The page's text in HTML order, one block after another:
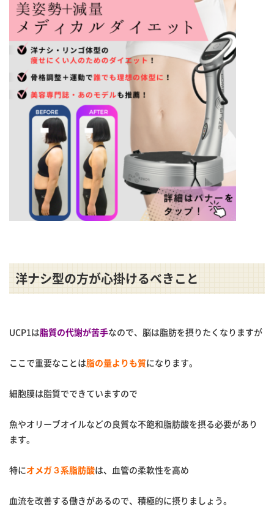
洋ナシ型の方が心掛けるべきこと
UCP1は脂質の代謝が苦手なので、脳は脂肪を摂りたくなりますが
ここで重要なことは脂の量よりも質になります。
細胞膜は脂質でできていますので
魚やオリーブオイルなどの良質な不飽和脂肪酸を摂る必要があり
ます。
特にオメガ３系脂肪酸は、血管の柔軟性を高め
血流を改善する働きがあるので、積極的に摂りましょう。